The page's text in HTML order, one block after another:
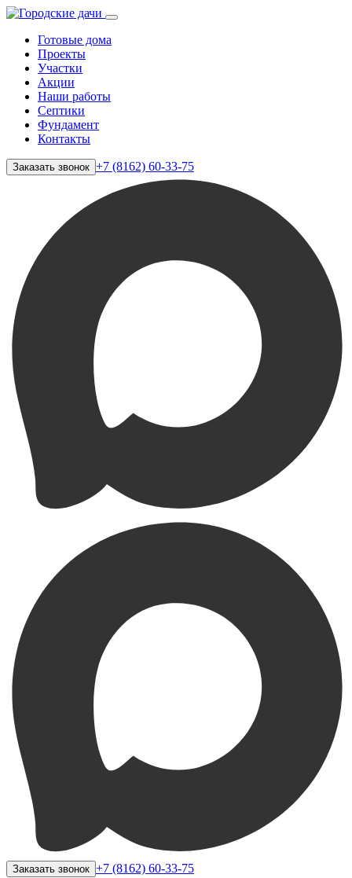
Готовые дома
Проекты
Участки
Акции
Наши работы
Септики
Фундамент
Контакты
Заказать звонок +7 (8162) 60-33-75
Заказать звонок +7 (8162) 60-33-75